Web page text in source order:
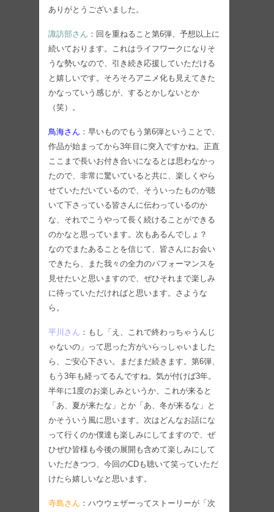
ありがとうございました。
諏訪部さん ：回を重ねること第6弾、予想以上に
続いております。これはライフワークになりそ
うな勢いなので、引き続き応援していただける
と嬉しいです。そろそろアニメ化も見えてきた
かなっていう感じが、するとかしないとか
（笑）。
鳥海さん ：早いものでもう第6弾ということで、
作品が始まってから3年目に突入ですかね。正直
ここまで長いお付き合いになるとは思わなかっ
たので、非常に驚いていると共に、楽しくやら
せていただいているので、そういったものが聴
いて下さっている皆さんに伝わっているのか
な、それでこうやって長く続けることができる
のかなと思っています。次もあるんでしょ？
なのでまたあることを信じて、皆さんにお会い
できたら、また我々の全力のパフォーマンスを
見せたいと思いますので、ぜひそれまで楽しみ
に待っていただければと思います。さような
ら。
平川さん ：もし「え、これで終わっちゃうんじ
ゃないの」って思った方がいらっしゃいました
ら、ご安心下さい。まだまだ続きます。第6弾、
もう3年も経ってるんですね。気が付けば3年。
半年に1度のお楽しみというか、これが来ると
「あ、夏が来たな」とか「あ、冬が来るな」と
かそういう風に思います。次はどんなお話にな
って行くのか僕達も楽しみにしてますので、ぜ
ひぜひ皆様も今後の展開も含めて楽しみにして
いただきつつ、今回のCDも聴いて笑っていただ
けたら嬉しいなと思います。
寺島さん ：ハウウェザーってストーリーが「次